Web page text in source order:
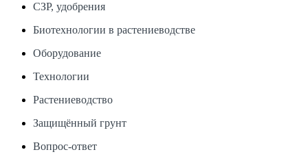
СЗР, удобрения
Биотехнологии в растениеводстве
Оборудование
Технологии
Растениеводство
Защищённый грунт
Вопрос-ответ